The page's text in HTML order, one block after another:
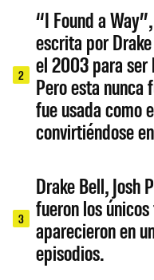
2
“I Found a
escrita por
el 2003 para ser
Pero esta nunca
fue usada como
convirtiéndose
3
Drake Bell, Josh
fueron los
aparecieron en
episodios.